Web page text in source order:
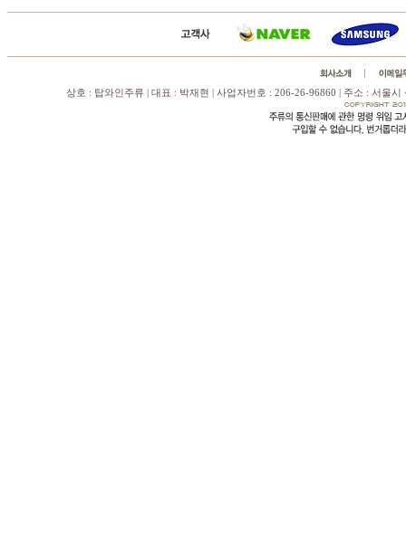
상호 : 탑와인주류 | 대표 : 박재현 | 사업자번호 : 206-26-96860 | 주소 : 서울